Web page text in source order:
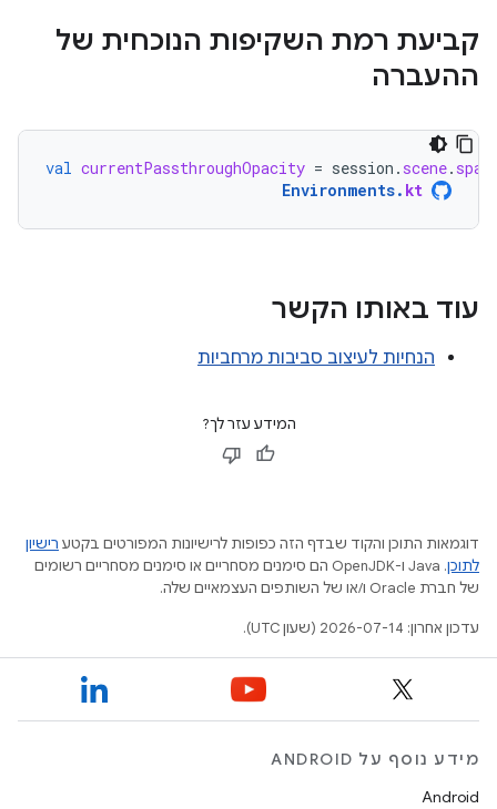
קביעת רמת השקיפות הנוכחית של
ההעברה
val currentPassthroughOpacity = session . scene.
Environments. kt
עוד באותו הקשר
הנחיות לעיצוב סביבות מרחביות
המידע עזר לך?
דוגמאות התוכן והקוד שבדף הזה כפופות לרישיונות המפורטים בקטע רישיון
לתוכן
.‏ Java ו-OpenJDK הם סימנים מסחריים או סימנים מסחריים רשומים
של חברת Oracle ו/או של השותפים העצמאיים שלה.
עדכון אחרון: 2026-07-14 (שעון UTC).
מידע נוסף על ANDROID
Android